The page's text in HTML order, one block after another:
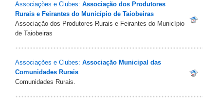
Associações e Clubes: Associação dos Produtores
Rurais e Feirantes do Município de Taiobeiras
Associação dos Produtores Rurais e Feirantes do Município
de Taiobeiras
Associações e Clubes: Associação Municipal das
Comunidades Rurais
Comunidades Rurais.